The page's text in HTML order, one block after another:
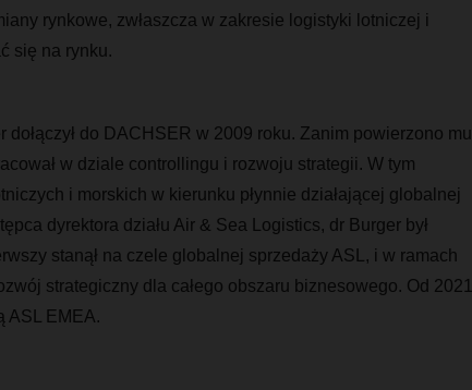
rynkowe, zwłaszcza w zakresie logistyki lotniczej i
się na rynku.
dołączył do DACHSER w 2009 roku. Zanim powierzono mu
w dziale controllingu i rozwoju strategii. W tym
i morskich w kierunku płynnie działającej globalnej
dyrektora działu Air & Sea Logistics, dr Burger był
stanął na czele globalnej sprzedaży ASL, i w ramach
strategiczny dla całego obszaru biznesowego. Od 2021
ASL EMEA.